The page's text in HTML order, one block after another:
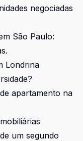
negociadas
São Paulo:
Londrina
apartamento na
um segundo